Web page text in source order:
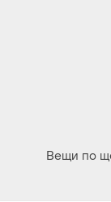
Вещи по